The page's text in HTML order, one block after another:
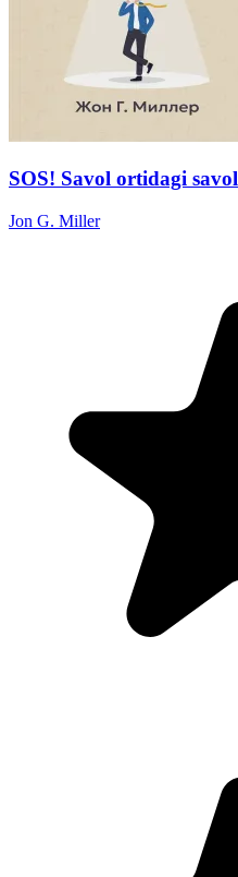
SOS! Savol ortidagi savol
Jon G. Miller